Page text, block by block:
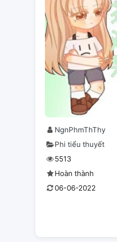
NgnPhmThThy
Phi tiểu thuyết
5513
Hoàn thành
06-06-2022